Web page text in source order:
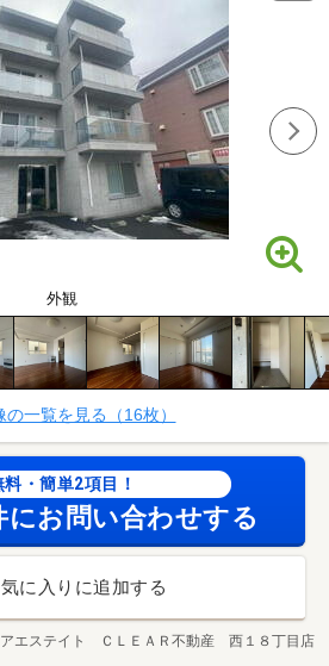
外観
の一覧を見る（16枚）
料・簡単2項目！
にお問い合わせする
に入りに追加する
アエステイト ＣＬＥＡＲ不動産 西１８丁目店